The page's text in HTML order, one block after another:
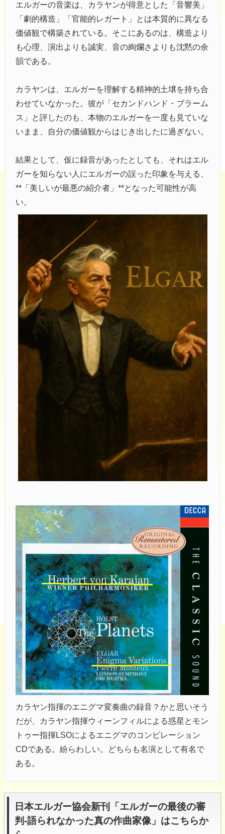
エルガーの音楽は、カラヤンが得意とした「音響美」
「劇的構造」「官能的レガート」とは本質的に異なる
価値観で構築されている。そこにあるのは、構造より
も心理、演出よりも誠実、音の絢爛さよりも沈黙の余
韻である。
カラヤンは、エルガーを理解する精神的土壌を持ち合
わせていなかった。彼が「セカンドハンド・ブラーム
ス」と評したのも、本物のエルガーを一度も見ていな
いまま、自分の価値観からはじき出したに過ぎない。
結果として、仮に録音があったとしても、それはエル
ガーを知らない人にエルガーの誤った印象を与える、
**「美しいが最悪の紹介者」**となった可能性が高
い。
カラヤン指揮のエニグマ変奏曲の録音？かと思いそう
だが、カラヤン指揮ウィーンフィルによる惑星とモン
トゥー指揮LSOによるエニグマのコンピレーション
CDである。紛らわしい。どちらも名演として有名で
ある。
日本エルガー協会新刊「エルガーの最後の審
判-語られなかった真の作曲家像」はこちらか